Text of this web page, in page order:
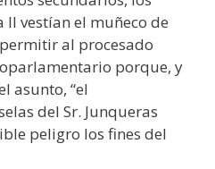
vestían el muñeco de
al procesado
porque, y
asunto, “el
del Sr. Junqueras
peligro los fines del